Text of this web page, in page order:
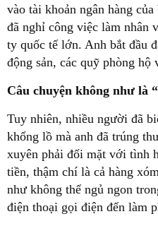
vào tài khoản ngân hàng
đã nghỉ công việc làm nhân
ty quốc tế lớn. Anh bắt đầu
động sản, các quỹ phòng
Câu chuyện không như là
Tuy nhiên, nhiều người đã
khổng lồ mà anh đã trúng
xuyên phải đối mặt với tình
tiền, thậm chí là cả hàng
như không thể ngủ ngon
điện thoại gọi điện đến làm